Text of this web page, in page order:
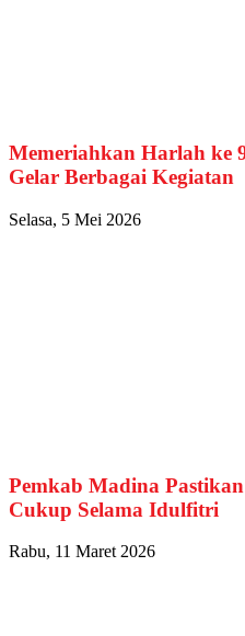
Memeriahkan Harlah ke
Gelar Berbagai Kegiatan
Selasa, 5 Mei 2026
Pemkab Madina
Cukup Selama Idulfitri
Rabu, 11 Maret 2026